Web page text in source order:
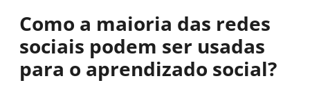
Como a maioria das redes
sociais podem ser usadas ​​
para o aprendizado social?